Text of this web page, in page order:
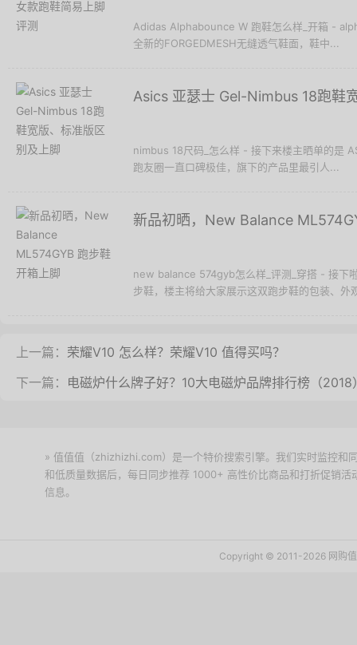
Adidas Alphabounce W 跑鞋怎么样_开箱 -
全新的FORGEDMESH无缝透气鞋面，鞋中...
Asics 亚瑟士 Gel-Nimbus 18跑鞋
nimbus 18尺码_怎么样 - 接下来楼主晒单的是
跑友圈一直口碑极佳，旗下的产品里最引人...
新品初晒，New Balance
new balance 574gyb怎么样_评测_穿搭 - 接下
步鞋，楼主将给大家展示这双跑步鞋的包装、外
上一篇： 荣耀V10 怎么样？荣耀V10 值得买吗？
下一篇： 电磁炉什么牌子好？10大电磁炉品牌排行榜（2018
» 值值值（zhizhizhi.com）是一个特价搜索引擎。我们实时监控和
和低质量数据后，每日同步推荐 1000+ 高性价比商品和打折促销
信息。
Copyright © 2011-2026 网购